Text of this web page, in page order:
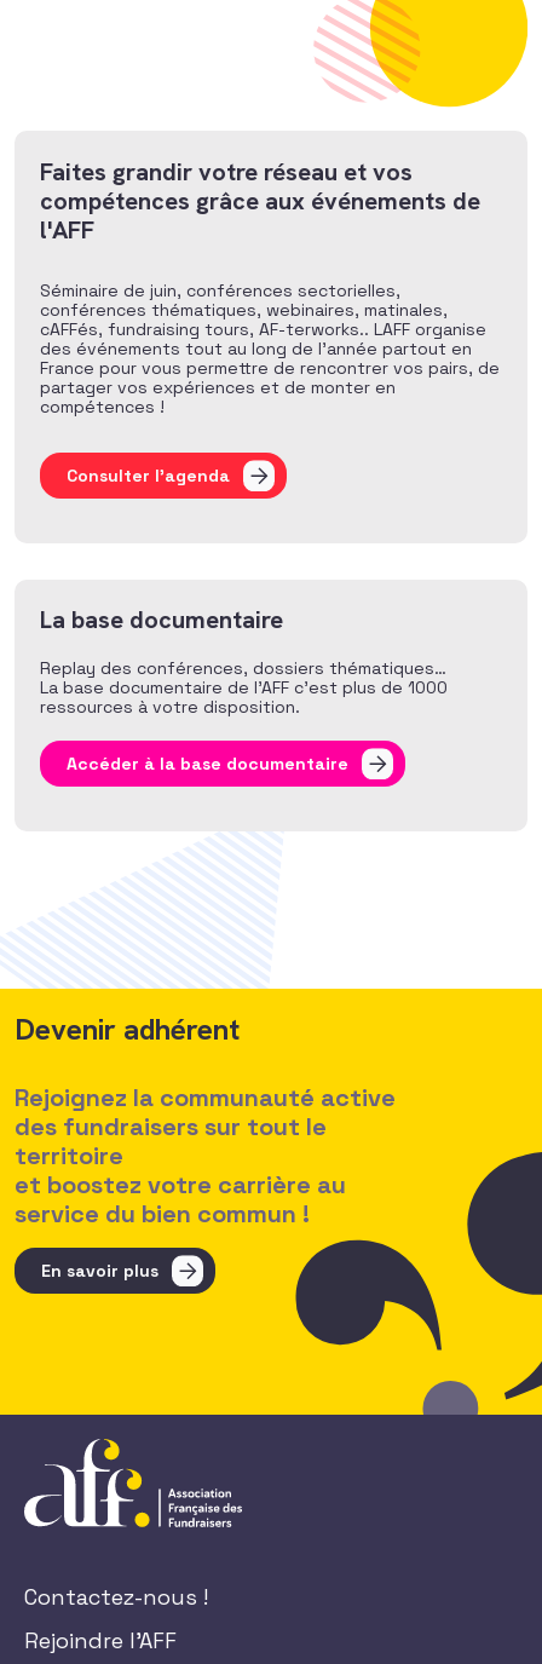
Faites grandir votre réseau et vos
compétences grâce aux événements de
l'AFF
Séminaire de juin, conférences sectorielles,
conférences thématiques, webinaires, matinales,
cAFFés, fundraising tours, AF-terworks.. LAFF organise
des événements tout au long de l’année partout en
France pour vous permettre de rencontrer vos pairs, de
partager vos expériences et de monter en
compétences !
Consulter l'agenda
La base documentaire
Replay des conférences, dossiers thématiques…
La base documentaire de l’AFF c’est plus de 1000
ressources à votre disposition.
Accéder à la base documentaire
Devenir adhérent
Rejoignez la communauté active
des fundraisers sur tout le
territoire
et boostez votre carrière au
service du bien commun !
En savoir plus
Contactez-nous !
Rejoindre l'AFF